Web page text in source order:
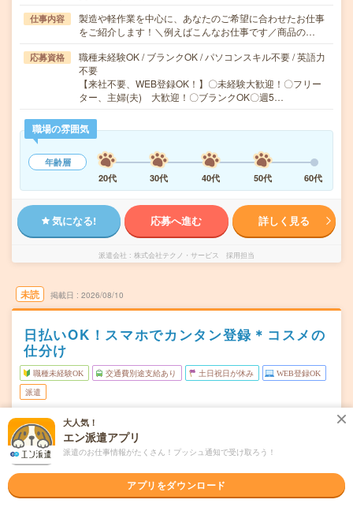
仕事内容
製造や軽作業を中心に、あなたのご希望に合わせたお仕事
をご紹介します！＼例えばこんなお仕事です／商品の…
応募資格
職種未経験OK / ブランクOK / パソコンスキル不要 / 英語力
不要
【来社不要、WEB登録OK！】〇未経験大歓迎！〇フリー
ター、主婦(夫) 大歓迎！〇ブランクOK〇週5…
職場の雰囲気
年齢層
20代
30代 40代 50代 60代
気になる! 応募へ進む 詳しく見る
派遣会社 株式会社テクノ・サービス 採用担当
未読 掲載日 2026/08/10
日払いOK！スマホでカンタン登録＊コスメの
仕分け
職種未経験OK 交通費別途支給あり 土日祝日が休み WEB登録OK
派遣
勤務地
愛知県北名古屋市
西春駅から徒歩5分／徳重・名古屋芸大駅から徒歩5分
曜日頻度 単発1日のみ～OK！
＜1日3時間～OK！＞▼ 例えば… ▼15:00～18:0015:00～
22:0017:00～22:…
大人気！
エン派遣アプリ
派遣のお仕事情報がたくさん！プッシュ通知で受け取ろう！
アプリをダウンロード